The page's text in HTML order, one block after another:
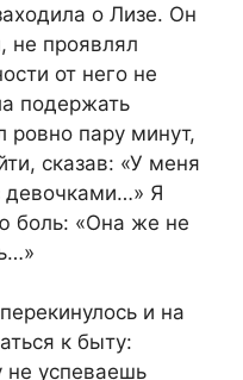
о Лизе. Он
не проявлял
от него не
подержать
пару минут,
сказав: «У меня
Я
боль: «Она же не
и на
к быту:
успеваешь